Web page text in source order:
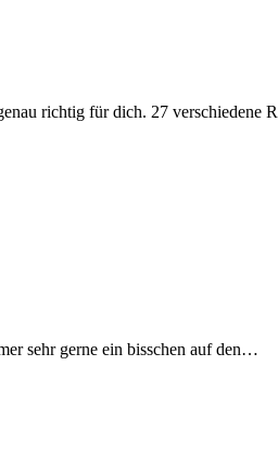
richtig für dich. 27 verschiedene
sehr gerne ein bisschen auf den…